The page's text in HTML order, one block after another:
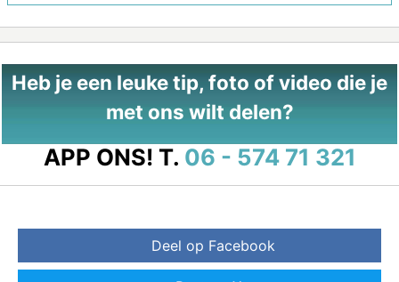
Heb je een leuke tip, foto of video die je
met ons wilt delen?
APP ONS! T. 06 - 574 71 321
Deel op Facebook